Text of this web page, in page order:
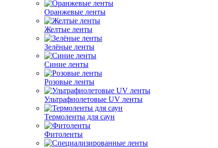
Оранжевые ленты
Желтые ленты
Зелёные ленты
Синие ленты
Розовые ленты
Ультрафиолетовые UV ленты
Термоленты для саун
Фитоленты